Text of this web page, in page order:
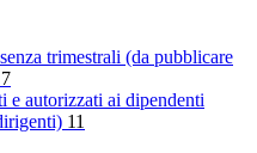
trimestrali (da pubblicare
7
e autorizzati ai dipendenti
11